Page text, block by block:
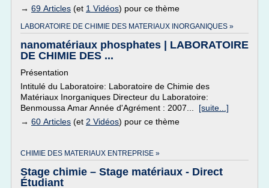
→ 69 Articles (et 1 Vidéos) pour ce thème
LABORATOIRE DE CHIMIE DES MATERIAUX INORGANIQUES »
nanomatériaux phosphates | LABORATOIRE
DE CHIMIE DES ...
Présentation
Intitulé du Laboratoire: Laboratoire de Chimie des
Matériaux Inorganiques Directeur du Laboratoire:
Benmoussa Amar Année d'Agrément : 2007... [suite...]
→ 60 Articles (et 2 Vidéos) pour ce thème
CHIMIE DES MATERIAUX ENTREPRISE »
Stage chimie – Stage matériaux - Direct
Étudiant